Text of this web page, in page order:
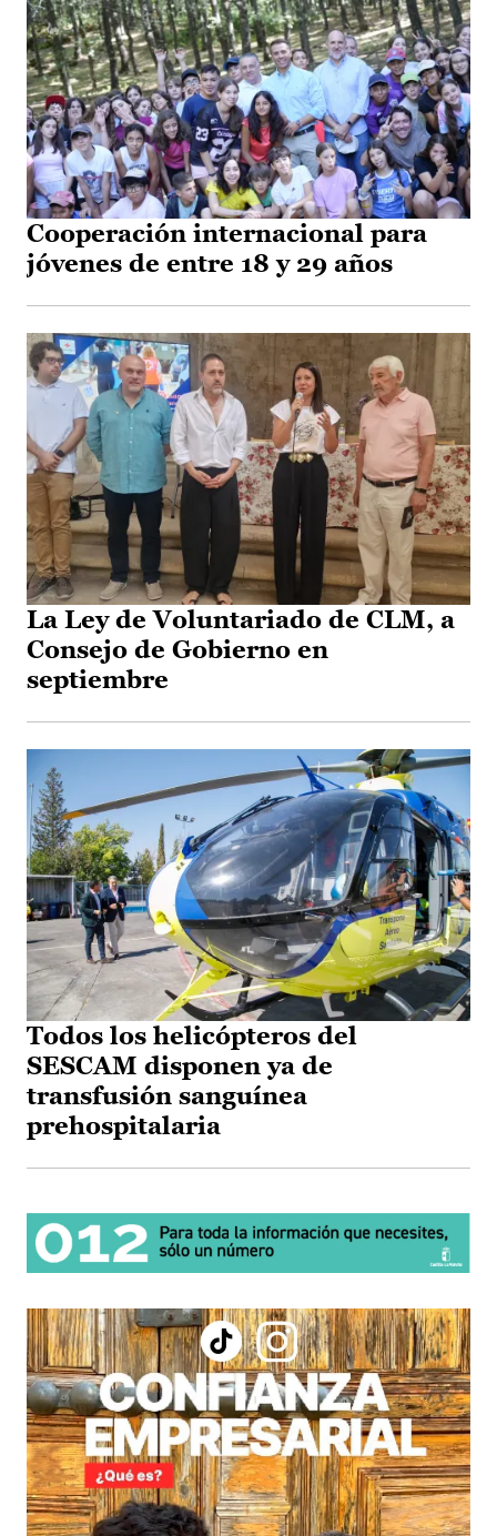
Cooperación internacional para
jóvenes de entre 18 y 29 años
La Ley de Voluntariado de CLM, a
Consejo de Gobierno en
septiembre
Todos los helicópteros del
SESCAM disponen ya de
transfusión sanguínea
prehospitalaria